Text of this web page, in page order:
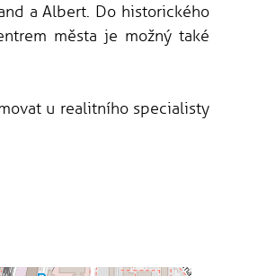
a Albert. Do historického
města je možný také
u realitního specialisty